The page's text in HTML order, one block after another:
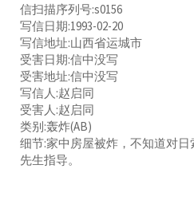
信扫描序列号:s0156
写信日期:1993-02-20
写信地址:山西省运城市
受害日期:信中没写
受害地址:信中没写
写信人:赵启同
受害人:赵启同
类别:轰炸(AB)
细节:家中房屋被炸，不知道对
先生指导。